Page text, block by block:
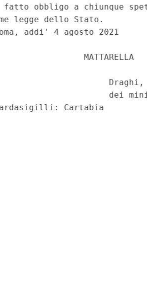
obbligo a chiunque
legge dello Stato.
addi' 4 agosto 2021
MATTARELLA
dei